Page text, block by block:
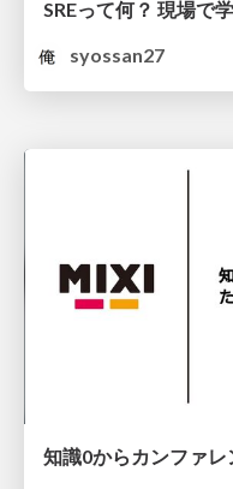
SREって何？ 現場で
syossan27